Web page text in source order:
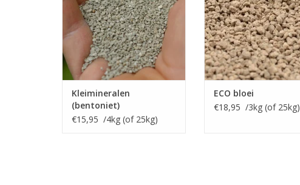
INFO EN KOPEN
Kleimineralen
(bentoniet)
€15,95 /4kg (of 25kg)
INFO EN KOPEN
ECO bloei
€18,95 /3kg (of 25kg)